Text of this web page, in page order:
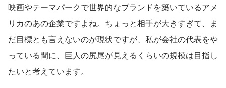
映画やテーマパークで世界的なブランドを築いているアメ
リカのあの企業ですよね。ちょっと相手が大きすぎて、ま
だ目標とも言えないのが現状ですが、私が会社の代表をや
っている間に、巨人の尻尾が見えるくらいの規模は目指し
たいと考えています。